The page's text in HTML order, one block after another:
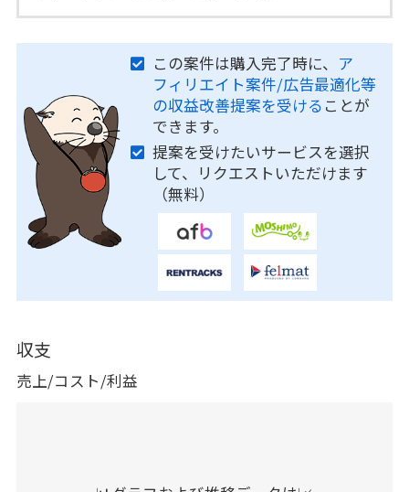
この案件は購入完了時に、 ア
フィリエイト案件/広告最適化等
の収益改善提案を受ける ことが
できます。
提案を受けたいサービスを選択
して、リクエストいただけます
（無料）
収支
売上/コスト/利益